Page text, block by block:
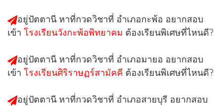
อยู่ปัตตานี หาที่กวดวิชาที่ อำเภอกะพ้อ อยากสอบ
เข้า โรงเรียนวังกะพ้อพิทยาคม ต้องเรียนพิเศษที่ไหนดี?
อยู่ปัตตานี หาที่กวดวิชาที่ อำเภอมายอ อยากสอบ
เข้า โรงเรียนศิริราษฏร์สามัคคี ต้องเรียนพิเศษที่ไหนดี?
อยู่ปัตตานี หาที่กวดวิชาที่ อำเภอสายบุรี อยากสอบ